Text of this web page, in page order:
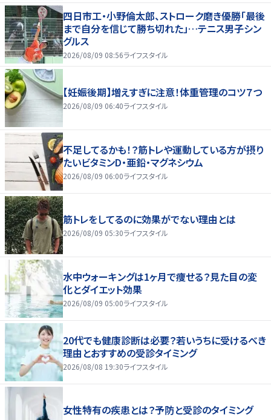
四日市工・小野倫太郎、ストローク磨き優勝「最後
まで自分を信じて勝ち切れた」…テニス男子シン
グルス
2026/08/09 08:56ライフスタイル
【妊娠後期】増えすぎに注意！体重管理のコツ７つ
2026/08/09 06:40ライフスタイル
不足してるかも！？筋トレや運動している方が摂り
たいビタミンD・亜鉛・マグネシウム
2026/08/09 06:00ライフスタイル
筋トレをしてるのに効果がでない理由とは
2026/08/09 05:30ライフスタイル
水中ウォーキングは1ヶ月で痩せる？見た目の変
化とダイエット効果
2026/08/09 05:00ライフスタイル
20代でも健康診断は必要？若いうちに受けるべき
理由とおすすめの受診タイミング
2026/08/08 19:30ライフスタイル
女性特有の疾患とは？予防と受診のタイミング